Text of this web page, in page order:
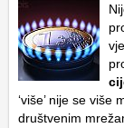
‘više’ nije se
društvenim